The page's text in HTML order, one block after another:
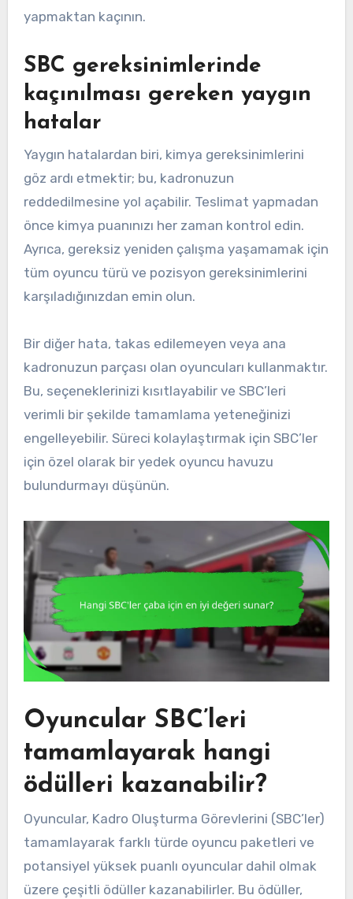
yapmaktan kaçının.
SBC gereksinimlerinde
kaçınılması gereken yaygın
hatalar
Yaygın hatalardan biri, kimya gereksinimlerini
göz ardı etmektir; bu, kadronuzun
reddedilmesine yol açabilir. Teslimat yapmadan
önce kimya puanınızı her zaman kontrol edin.
Ayrıca, gereksiz yeniden çalışma yaşamamak için
tüm oyuncu türü ve pozisyon gereksinimlerini
karşıladığınızdan emin olun.
Bir diğer hata, takas edilemeyen veya ana
kadronuzun parçası olan oyuncuları kullanmaktır.
Bu, seçeneklerinizi kısıtlayabilir ve SBC’leri
verimli bir şekilde tamamlama yeteneğinizi
engelleyebilir. Süreci kolaylaştırmak için SBC’ler
için özel olarak bir yedek oyuncu havuzu
bulundurmayı düşünün.
Oyuncular SBC’leri
tamamlayarak hangi
ödülleri kazanabilir?
Oyuncular, Kadro Oluşturma Görevlerini (SBC’ler)
tamamlayarak farklı türde oyuncu paketleri ve
potansiyel yüksek puanlı oyuncular dahil olmak
üzere çeşitli ödüller kazanabilirler. Bu ödüller,